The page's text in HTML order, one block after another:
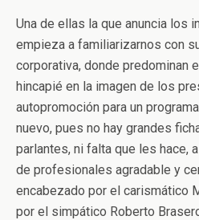
Una de ellas la que anuncia los
empieza a familiarizarnos con
corporativa, donde predominan
hincapié en la imagen de los
autopromoción para un
nuevo, pues no hay grandes
parlantes, ni falta que les hace,
de profesionales agradable y
encabezado por el carismático
por el simpático Roberto